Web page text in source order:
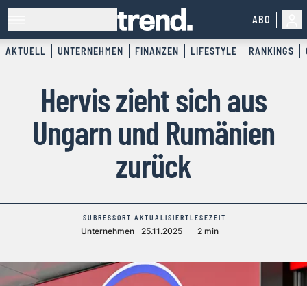
ABO
AKTUELL UNTERNEHMEN FINANZEN LIFESTYLE RANKINGS
Hervis zieht sich aus
Ungarn und Rumänien
zurück
SUBRESSORT
Unternehmen
AKTUALISIERT
25.11.2025
LESEZEIT
2 min